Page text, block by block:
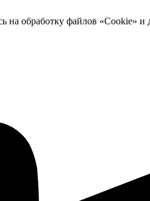
на обработку файлов «Cookie»